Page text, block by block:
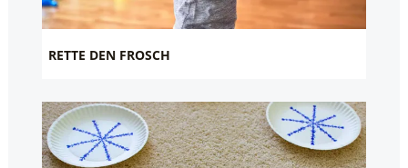
RETTE DEN FROSCH